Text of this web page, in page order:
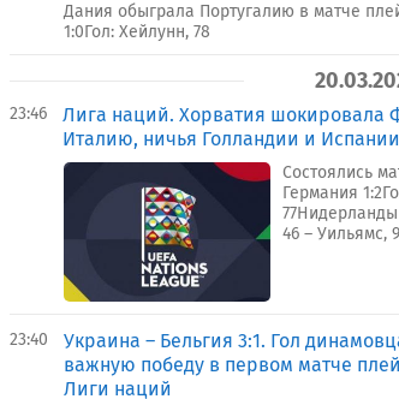
Дания обыграла Португалию в матче
1:0Гол: Хейлунн, 78
23:46
Лига наций. Хорватия шокировала
Италию, ничья Голландии и Испании
Состоялись
Германия
46 – Уильямс,
23:40
Украина – Бельгия 3:1. Гол
важную победу в первом матче
Лиги наций